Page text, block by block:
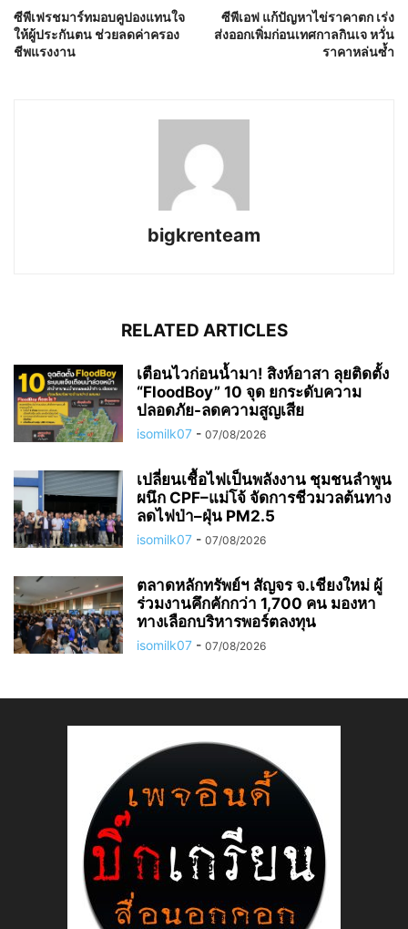
ซีพีเฟรชมาร์ทมอบคูปองแทนใจ
ให้ผู้ประกันตน ช่วยลดค่าครอง
ชีพแรงงาน
ซีพีเอฟ แก้ปัญหาไข่ราคาตก เร่ง
ส่งออกเพิ่มก่อนเทศกาลกินเจ หวั่น
ราคาหล่นซ้ำ
bigkrenteam
RELATED ARTICLES
เตือนไวก่อนน้ำมา! สิงห์อาสา ลุยติดตั้ง
“FloodBoy” 10 จุด ยกระดับความ
ปลอดภัย-ลดความสูญเสีย
isomilk07 - 07/08/2026
เปลี่ยนเชื้อไฟเป็นพลังงาน ชุมชนลำพูน
ผนึก CPF–แม่โจ้ จัดการชีวมวลต้นทาง
ลดไฟป่า–ฝุ่น PM2.5
isomilk07 - 07/08/2026
ตลาดหลักทรัพย์ฯ สัญจร จ.เชียงใหม่ ผู้
ร่วมงานคึกคักกว่า 1,700 คน มองหา
ทางเลือกบริหารพอร์ตลงทุน
isomilk07 - 07/08/2026